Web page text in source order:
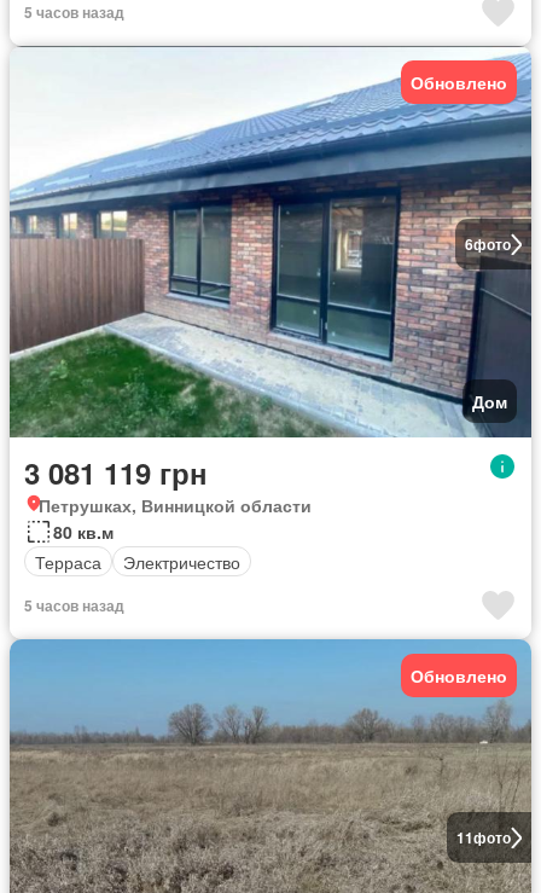
5 часов назад
6фото
Обновлено
Дом
3 081 119 грн
Петрушках, Винницкой области
80 кв.м
Терраса
Электричество
5 часов назад
11фото
Обновлено